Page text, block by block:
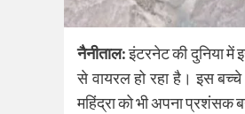
नैनीताल:इंटरनेट की दुनिया में
से वायरल हो रहा है। इस
महिंद्रा को भी अपना प्रशंसक